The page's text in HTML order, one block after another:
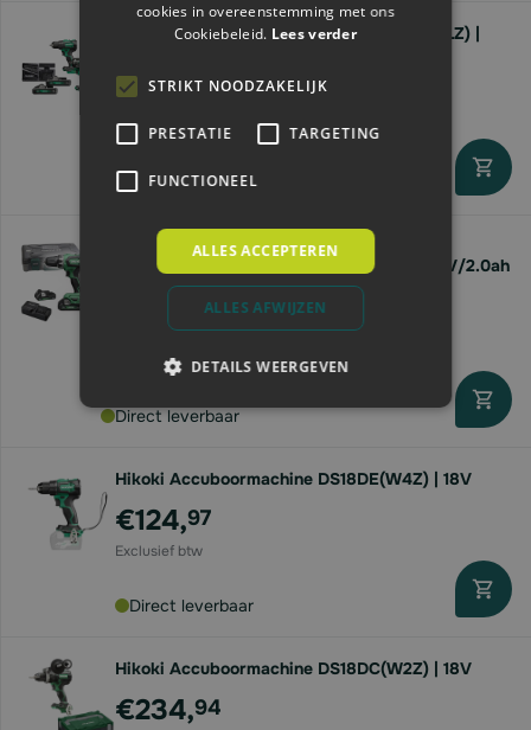
Hikoki Accumachine Combopack KC18DE(WLZ) |
€494,88
Direct leverbaar
Hikoki Accuboormachine DS18DF(WCZ) | 18V/2.0ah
| 2x accu
€152,85
Direct leverbaar
Hikoki Accuboormachine DS18DE(W4Z) | 18V
€124,97
Direct leverbaar
Hikoki Accuboormachine DS18DC(W2Z) | 18V
€234,94
cookies in overeenstemming met ons
Cookiebeleid. Lees verder
STRIKT NOODZAKELIJK
PRESTATIE TARGETING
FUNCTIONEEL
ALLES ACCEPTEREN
ALLES AFWIJZEN
DETAILS WEERGEVEN